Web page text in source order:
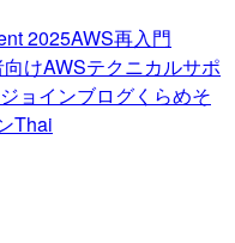
2025AWS再入門
けAWSテクニカルサポ
ジョインブログくらめそ
Thai